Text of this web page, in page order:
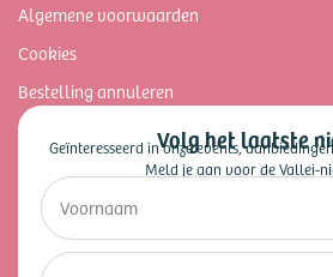
Algemene voorwaarden
Cookies
Bestelling annuleren
Volg het laatste
Geïnteresseerd in onze events,
Meld je aan voor de Vallei-